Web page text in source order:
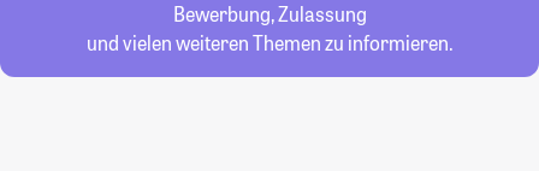
Bewerbung, Zulassung
und vielen weiteren Themen zu informieren.